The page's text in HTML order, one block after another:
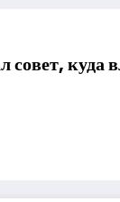
совет, куда